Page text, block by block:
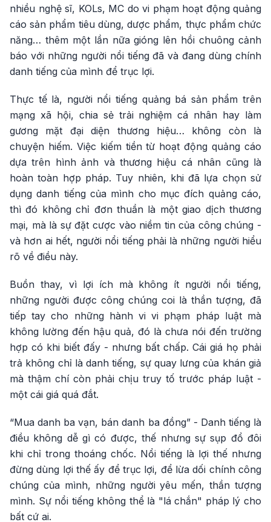
nhiều nghệ sĩ, KOLs, MC do vi phạm hoạt động quảng
cáo sản phẩm tiêu dùng, dược phẩm, thực phẩm chức
năng… thêm một lần nữa gióng lên hồi chuông cảnh
báo với những người nổi tiếng đã và đang dùng chính
danh tiếng của mình để trục lợi.
Thực tế là, người nổi tiếng quảng bá sản phẩm trên
mạng xã hội, chia sẻ trải nghiệm cá nhân hay làm
gương mặt đại diện thương hiệu… không còn là
chuyện hiếm. Việc kiếm tiền từ hoạt động quảng cáo
dựa trên hình ảnh và thương hiệu cá nhân cũng là
hoàn toàn hợp pháp. Tuy nhiên, khi đã lựa chọn sử
dụng danh tiếng của mình cho mục đích quảng cáo,
thì đó không chỉ đơn thuần là một giao dịch thương
mại, mà là sự đặt cược vào niềm tin của công chúng -
và hơn ai hết, người nổi tiếng phải là những người hiểu
rõ về điều này.
Buồn thay, vì lợi ích mà không ít người nổi tiếng,
những người được công chúng coi là thần tượng, đã
tiếp tay cho những hành vi vi phạm pháp luật mà
không lường đến hậu quả, đó là chưa nói đến trường
hợp có khi biết đấy - nhưng bất chấp. Cái giá họ phải
trả không chỉ là danh tiếng, sự quay lưng của khán giả
mà thậm chí còn phải chịu truy tố trước pháp luật -
một cái giá quá đắt.
“Mua danh ba vạn, bán danh ba đồng” - Danh tiếng là
điều không dễ gì có được, thế nhưng sự sụp đổ đôi
khi chỉ trong thoáng chốc. Nổi tiếng là lợi thế nhưng
đừng dùng lợi thế ấy để trục lợi, để lừa dối chính công
chúng của mình, những người yêu mến, thần tượng
mình. Sự nổi tiếng không thể là "lá chắn" pháp lý cho
bất cứ ai.